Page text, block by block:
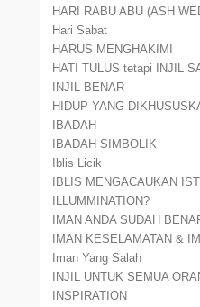
HARI RABU ABU (ASH
Hari Sabat
HARUS MENGHAKIMI
HATI TULUS tetapi INJIL
INJIL BENAR
HIDUP YANG
IBADAH
IBADAH SIMBOLIK
Iblis Licik
IBLIS MENGACAUKAN
ILLUMMINATION?
IMAN ANDA SUDAH
IMAN KESELAMATAN &
Iman Yang Salah
INJIL UNTUK SEMUA
INSPIRATION